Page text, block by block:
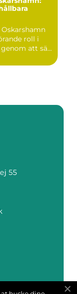
roll i
att sä...